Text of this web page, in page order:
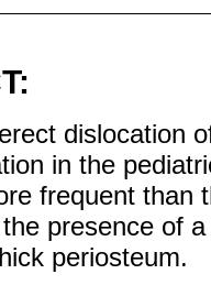
dislocation
in the
frequent than
presence of
periosteum.